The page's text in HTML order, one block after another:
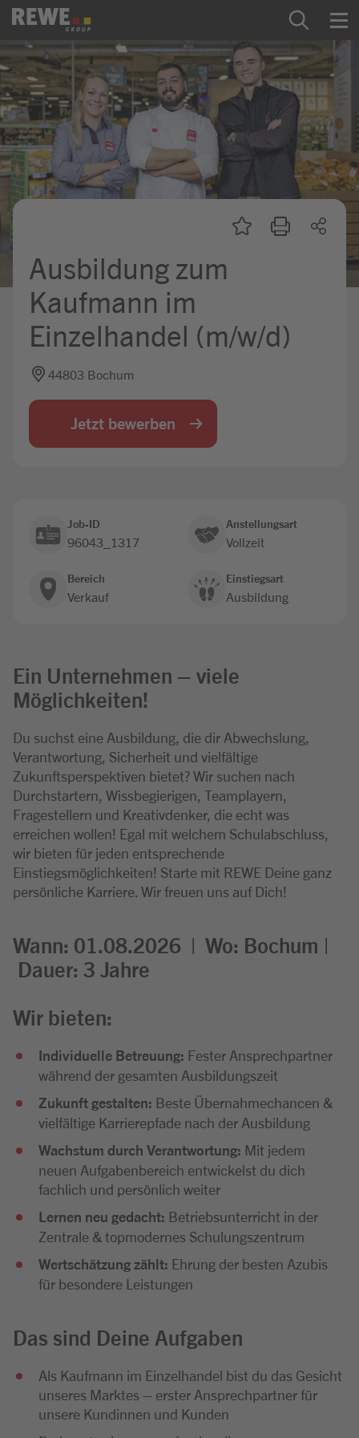
Zum Inhalt springen
Startseite
REWE Group als Arbeitgeber
Ausbildung & Studium
Praktikum & Werkstudium
Mein Kandidat:innenprofil
Ausbildung zum
Kaufmann im
Einzelhandel (m/w/d)
44803 Bochum
Jetzt bewerben
Job-ID
96043_1317
Anstellungsart
Vollzeit
Bereich
Verkauf
Einstiegsart
Ausbildung
Ein Unternehmen – viele
Möglichkeiten!
Du suchst eine Ausbildung, die dir Abwechslung,
Verantwortung, Sicherheit und vielfältige
Zukunftsperspektiven bietet? Wir suchen nach
Durchstartern, Wissbegierigen, Teamplayern,
Fragestellern und Kreativdenker, die echt was
erreichen wollen! Egal mit welchem Schulabschluss,
wir bieten für jeden entsprechende
Einstiegsmöglichkeiten! Starte mit REWE Deine ganz
persönliche Karriere. Wir freuen uns auf Dich!
Wann: 01.08.2026 | Wo: Bochum |
Dauer: 3 Jahre
Wir bieten:
Individuelle Betreuung: Fester Ansprechpartner
während der gesamten Ausbildungszeit
Zukunft gestalten: Beste Übernahmechancen &
vielfältige Karrierepfade nach der Ausbildung
Wachstum durch Verantwortung: Mit jedem
neuen Aufgabenbereich entwickelst du dich
fachlich und persönlich weiter
Lernen neu gedacht: Betriebsunterricht in der
Zentrale & topmodernes Schulungszentrum
Wertschätzung zählt: Ehrung der besten Azubis
für besondere Leistungen
Das sind Deine Aufgaben
Als Kaufmann im Einzelhandel bist du das Gesicht
unseres Marktes – erster Ansprechpartner für
unsere Kundinnen und Kunden